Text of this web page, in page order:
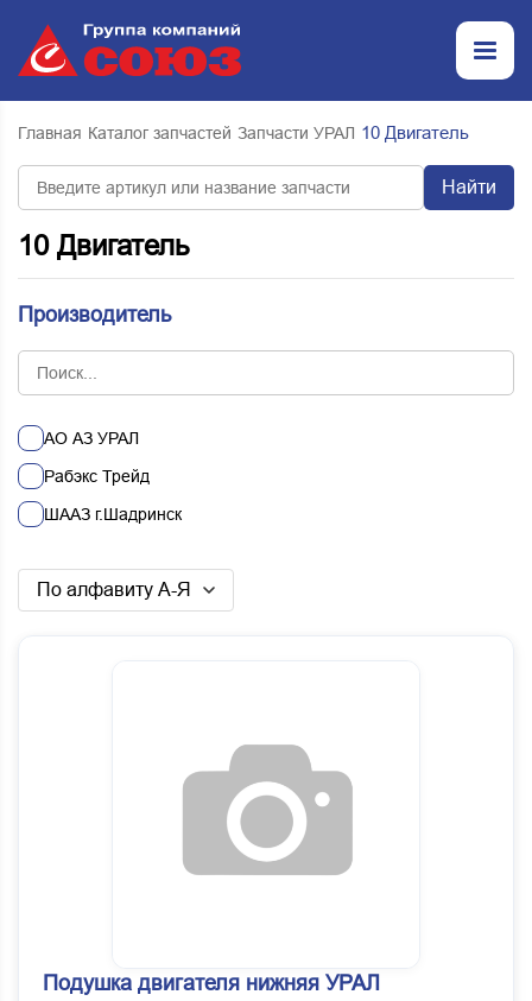
Главная Каталог запчастей Запчасти УРАЛ 10 Двигатель
Найти
10 Двигатель
Производитель
АО АЗ УРАЛ
Рабэкс Трейд
ШААЗ г.Шадринск
По алфавиту А-Я
Подушка двигателя нижняя УРАЛ